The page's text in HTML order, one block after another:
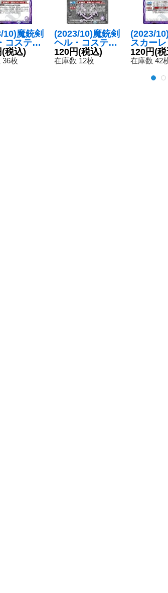
10)魔銃剣
コスティ
R】{BS6
紫》
(税込)
36枚
(2023/10)魔銃剣
ヘル・コスティ
ーラ(シークレッ
ト仕様)【R】{B
120円(税込)
在庫数 12枚
(2023/
スカー
ート【P
06}《紫
120円(
在庫数 42